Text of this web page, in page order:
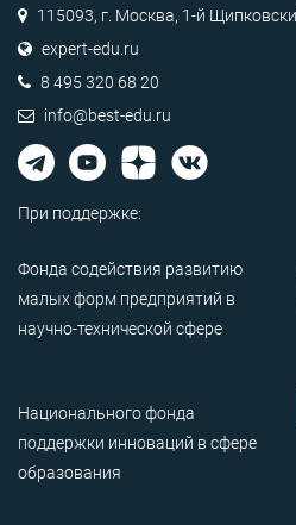
115093, г. Москва, 1-й
expert-edu.ru
8 495 320 68 20
info@best-edu.ru
При поддержке:
Фонда содействия развитию
малых форм предприятий в
научно-технической сфере
Национального фонда
поддержки инноваций в сфере
образования